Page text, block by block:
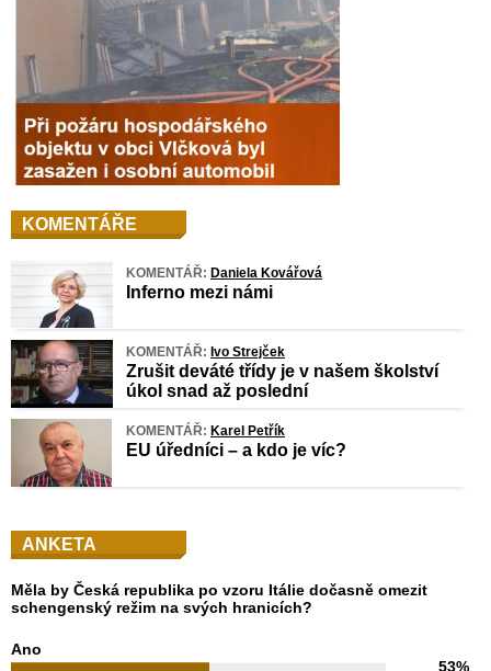
KOMENTÁŘE
KOMENTÁŘ: Daniela Kovářová
Inferno mezi námi
KOMENTÁŘ: Ivo Strejček
Zrušit deváté třídy je v našem školství
úkol snad až poslední
KOMENTÁŘ: Karel Petřík
EU úředníci – a kdo je víc?
ANKETA
Měla by Česká republika po vzoru Itálie dočasně omezit
schengenský režim na svých hranicích?
Ano
53%